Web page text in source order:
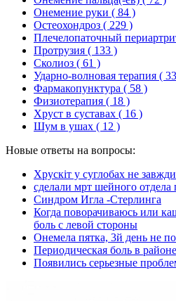
Онемение руки ( 84 )
Остеохондроз ( 229 )
Плечелопаточный
Протрузия ( 133 )
Сколиоз ( 61 )
Ударно-волновая терапия (
Фармакопунктура ( 58 )
Физиотерапия ( 18 )
Хруст в суставах ( 16 )
Шум в ушах ( 12 )
Новые ответы на вопросы:
Хрускіт у суглобах не
сделали мрт шейного отдела
Синдром Игла -Стерлинга
Когда поворачиваюсь или
боль с левой стороны
Онемела пятка, 3й день не
Периодическая боль в
Появились серьезные